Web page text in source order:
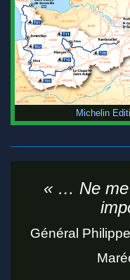
Michelin
« … Ne me
Général